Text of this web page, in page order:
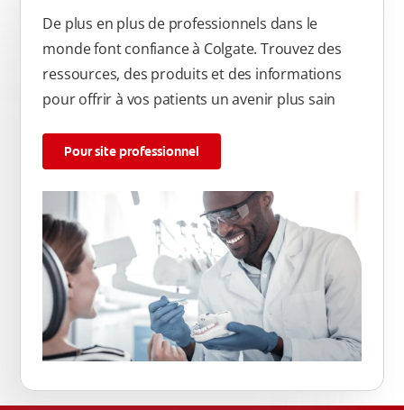
De plus en plus de professionnels dans le
monde font confiance à Colgate. Trouvez des
ressources, des produits et des informations
pour offrir à vos patients un avenir plus sain
Pour site professionnel